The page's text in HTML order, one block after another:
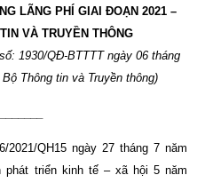
LÃNG PHÍ GIAI ĐOẠN 2021 –
VÀ TRUYỀN THÔNG
1930/QĐ-BTTTT ngày 06 tháng
Thông tin và Truyền thông)
2021/QH15 ngày 27 tháng 7 năm
phát triển kinh tế – xã hội 5 năm